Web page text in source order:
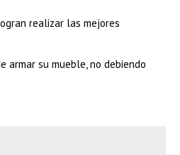
realizar las mejores
su mueble, no debiendo